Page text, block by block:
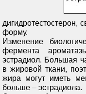
дигидротестостерон,
форму.
Изменение
фермента
эстрадиол. Большая
в жировой ткани,
жира могут иметь
больше – эстрадиола.